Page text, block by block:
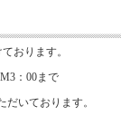
おります。
：00まで
いております。